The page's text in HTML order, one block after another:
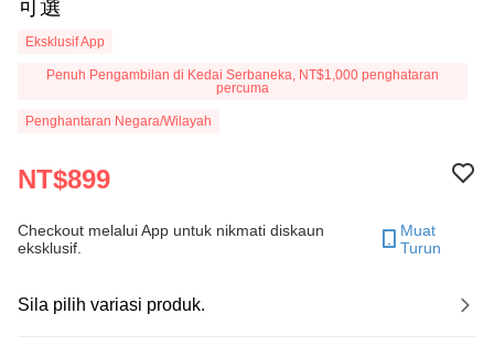
可選
Eksklusif App
Penuh Pengambilan di Kedai Serbaneka, NT$1,000 penghataran
percuma
Penghantaran Negara/Wilayah
NT$899
Checkout melalui App untuk nikmati diskaun
eksklusif.
Muat
Turun
Sila pilih variasi produk.